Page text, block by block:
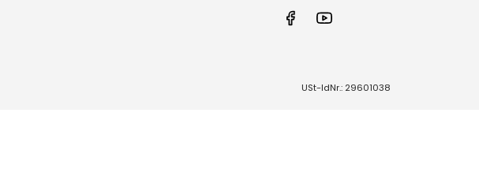
USt-IdNr.: 29601038